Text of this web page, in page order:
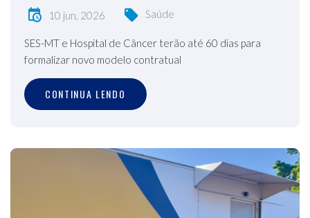
10 jun, 2026 Saúde
SES-MT e Hospital de Câncer terão até 60 dias para
formalizar novo modelo contratual
CONTINUA LENDO